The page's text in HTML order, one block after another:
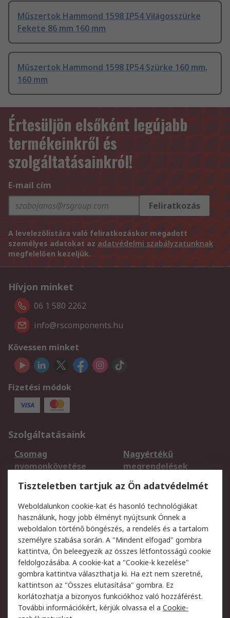
Műszertok Hammond 1598 IP54 Világosszürke
Fekete 86 mm 160 mm
Műszertok Hammond 1598 IP54 Szürke 160 mm,
160 mm
Értesüljön elsőként legújabb
termékeinkről és
szolgáltatásainkról!
E-mail cím
Feliratkozás
A levelezőlistára való feliratkozáskor megadott
személyes adatokat az adatvédelmi szabályzatunknak
megfelelően kezeljük.
Hívjon minket
06 1 580 2262
info@rscomponents.hu
Kövessen minket
Fizetési módok
Szolgáltatásaink
Csomag
nyomonkövetése
Nagyértékű
megrendelések
Regisztráció
Szállítás
Termékvisszaküldés
Szolgáltatások
Jogi
Adatvédelmi
szabályzat
Az RS értékesítési
feltételei
Cookie szabályzat
Email biztonság
Webhelyre vonatkozó
feltételek
Weboldal felhasználói
szabályzata
Tiszteletben tartjuk az Ön adatvédelmét
Weboldalunkon cookie-kat és hasonló technológiákat
használunk, hogy jobb élményt nyújtsunk Önnek a
weboldalon történő böngészés, a rendelés és a tartalom
személyre szabása során. A "Mindent elfogad" gombra
kattintva, Ön beleegyezik az összes létfontosságú cookie
feldolgozásába. A cookie-kat a "Cookie-k kezelése"
gombra kattintva választhatja ki. Ha ezt nem szeretné,
kattintson az "Összes elutasítása" gombra. Ez
korlátozhatja a bizonyos funkciókhoz való hozzáférést.
További információkért, kérjük olvassa el a Cookie-